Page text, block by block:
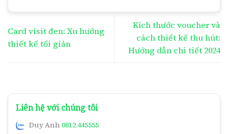
Card visit đen: Xu hướng
thiết kế tối giản
Kích thước voucher và
cách thiết kế thu hút:
Hướng dẫn chi tiết 2024
Liên hệ với chúng tôi
Duy Anh 0812.445555